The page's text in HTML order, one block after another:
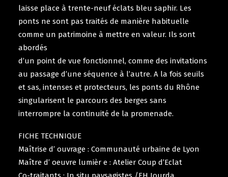
laisse place à trente-neuf éclats bleu saphir. Les
ponts ne sont pas traités de manière habituelle
comme un patrimoine à mettre en valeur. Ils sont
abordés
d’un point de vue fonctionnel, comme des invitations
au passage d’une séquence à l’autre. A la fois seuils
et sas, intenses et protecteurs, les ponts du Rhône
singularisent le parcours des berges sans
interrompre la continuité de la promenade.
FICHE TECHNIQUE
Maîtrise d’ ouvrage : Communauté urbaine de Lyon
Maître d’ oeuvre lumièr e : Atelier Coup d’Eclat